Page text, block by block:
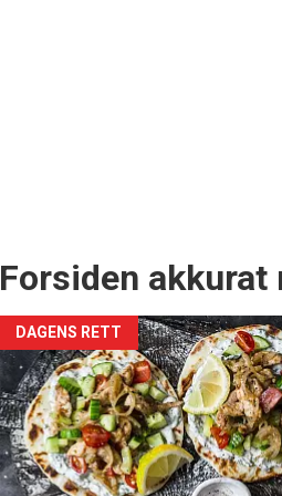
Forsiden akkurat
DAGENS RETT